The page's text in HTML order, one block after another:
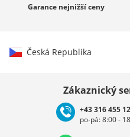
Garance nejnižší ceny
Česká Republika
Deutschland
Zákaznický
+43 316 455
po-pá: 8:00 -